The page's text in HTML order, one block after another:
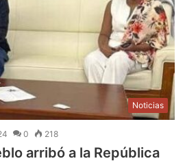
Noticias
0 218
arribó a la República